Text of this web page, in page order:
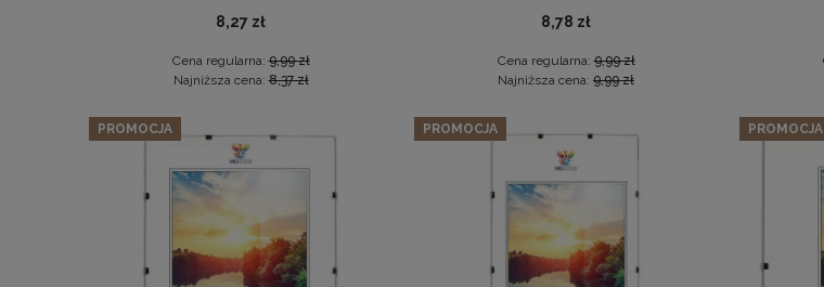
Panel ścienny 90 x 15 cm tapicerowany 3D
8,27 zł
Cena regularna:9,99 zł
Najniższa cena:8,37 zł
8,78 zł
Cena regularna:9,99 zł
Najniższa cena: 9,99 zł
PROMOCJA PROMOCJA PROMOCJA